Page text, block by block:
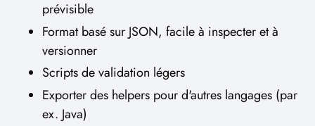
prévisible
Format basé sur JSON, facile à inspecter et à
versionner
Scripts de validation légers
Exporter des helpers pour d'autres langages (par
ex. Java)